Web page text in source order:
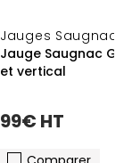
Jauges Saugnac
Jauge Saugnac G3
et vertical
99€ HT